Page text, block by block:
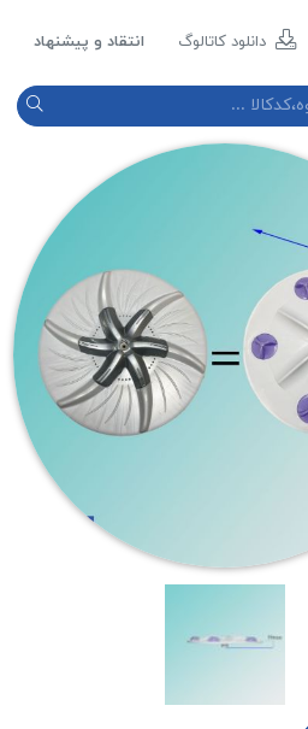
دانلود کاتالوگ انتقاد و پیشنهاد